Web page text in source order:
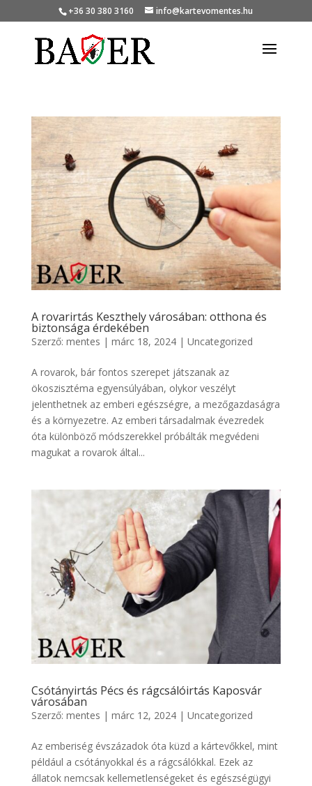
+36 30 380 3160 info@kartevomentes.hu
A rovarirtás Keszthely városában: otthona és
biztonsága érdekében
Szerző: mentes | márc 18, 2024| Uncategorized
A rovarok, bár fontos szerepet játszanak az
ökoszisztéma egyensúlyában, olykor veszélyt
jelenthetnek az emberi egészségre, a mezőgazdaságra
és a környezetre. Az emberi társadalmak évezredek
óta különböző módszerekkel próbálták megvédeni
magukat a rovarok által...
Csótányirtás Pécs és rágcsálóirtás Kaposvár
városában
Szerző: mentes | márc 12, 2024| Uncategorized
Az emberiség évszázadok óta küzd a kártevőkkel, mint
például a csótányokkal és a rágcsálókkal. Ezek az
állatok nemcsak kellemetlenségeket és egészségügyi